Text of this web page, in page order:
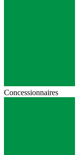
Concessionnaires